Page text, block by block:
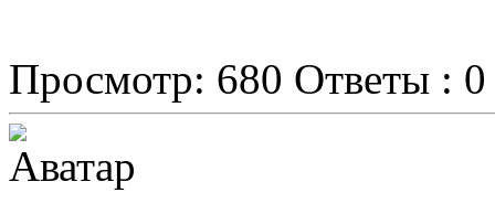
Просмотр: 680 Ответы : 0